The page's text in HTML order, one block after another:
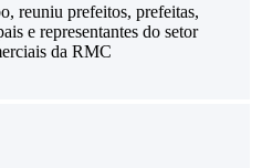
reuniu prefeitos, prefeitas,
e representantes do setor
da RMC